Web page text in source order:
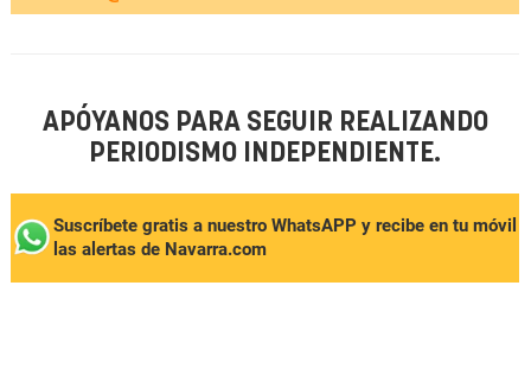
APÓYANOS PARA SEGUIR REALIZANDO
PERIODISMO INDEPENDIENTE.
Suscríbete gratis a nuestro WhatsAPP y recibe en tu móvil
las alertas de Navarra.com